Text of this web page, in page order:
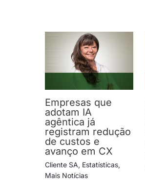
Empresas que
adotam IA
agêntica já
registram redução
de custos e
avanço em CX
Cliente SA, Estatísticas,
Mais Notícias